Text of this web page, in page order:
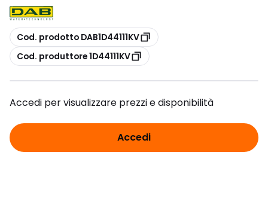
copia
Cod. prodotto DAB1D44111KV
copia
Cod. produttore 1D44111KV
Accedi per visualizzare prezzi e disponibilità
Accedi